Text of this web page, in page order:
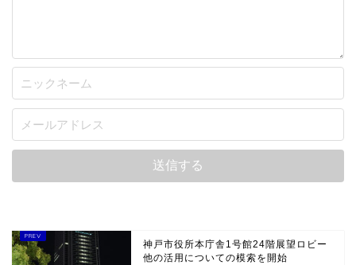
神戸市役所本庁舎1号館24階展望ロビー
他の活用についての模索を開始